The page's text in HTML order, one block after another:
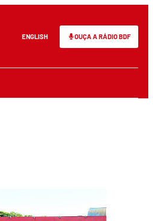
ENGLISH OUÇA A RÁDIO BDF